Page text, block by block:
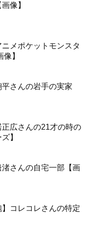
像】
ニメポケットモンスタ
】
平さんの岩手の実家
正広さんの21才の時の
】
渚さんの自宅一部【画
】コレコレさんの特定